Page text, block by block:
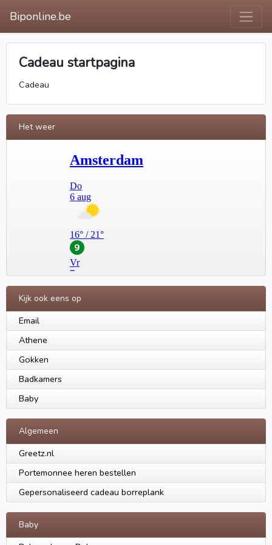
Biponline.be
Cadeau startpagina
Cadeau
Het weer
Kijk ook eens op
Email
Athene
Gokken
Badkamers
Baby
Algemeen
Greetz.nl
Portemonnee heren bestellen
Gepersonaliseerd cadeau borreplank
Baby